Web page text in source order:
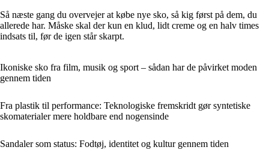
Så næste gang du overvejer at købe nye sko, så kig først på dem, du
allerede har. Måske skal der kun en klud, lidt creme og en halv times
indsats til, før de igen står skarpt.
Ikoniske sko fra film, musik og sport – sådan har de påvirket moden
gennem tiden
Fra plastik til performance: Teknologiske fremskridt gør syntetiske
skomaterialer mere holdbare end nogensinde
Sandaler som status: Fodtøj, identitet og kultur gennem tiden